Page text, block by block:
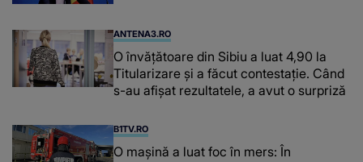
ANTENA3.RO
O învățătoare din Sibiu a luat 4,90 la
Titularizare și a făcut contestație. Când
s-au afișat rezultatele, a avut o surpriză
B1TV.RO
O maşină a luat foc în mers: În